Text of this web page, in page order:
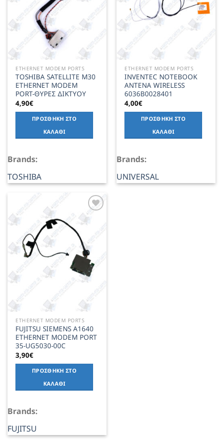
ETHERNET MODEM PORTS
TOSHIBA SATELLITE M30
ETHERNET MODEM
PORT-ΘΥΡΕΣ ΔΙΚΤΥΟΥ
4,90€
ΠΡΟΣΘΉΚΗ ΣΤΟ
ΚΑΛΆΘΙ
Brands:
TOSHIBA
ETHERNET MODEM PORTS
INVENTEC NOTEBOOK
ANTENA WIRELESS
6036B0028401
4,00€
ΠΡΟΣΘΉΚΗ ΣΤΟ
ΚΑΛΆΘΙ
Brands:
UNIVERSAL
Add to
Wishlist
ETHERNET MODEM PORTS
FUJITSU SIEMENS A1640
ETHERNET MODEM PORT
35-UG5030-00C
3,90€
ΠΡΟΣΘΉΚΗ ΣΤΟ
ΚΑΛΆΘΙ
Brands:
FUJITSU